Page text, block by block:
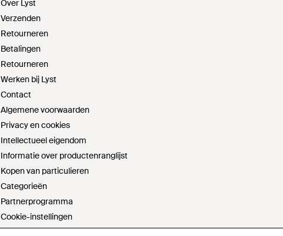
Over Lyst
Verzenden
Retourneren
Betalingen
Retourneren
Werken bij Lyst
Contact
Algemene voorwaarden
Privacy en cookies
Intellectueel eigendom
Informatie over productenranglijst
Kopen van particulieren
Categorieën
Partnerprogramma
Cookie-instellingen
Do not sell or share my personal information